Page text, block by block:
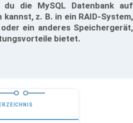
die MySQL Datenbank auf
z. B. in ein RAID-System,
ein anderes Speichergerät,
bietet.